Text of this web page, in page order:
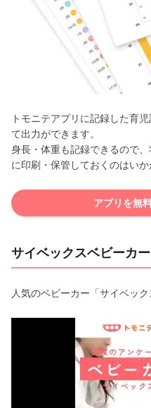
トモニテアプリに記録した育
て出力ができます。
身長・体重も記録できるので
に印刷・保管しておくのはいか
アプリを無
サイベックスベビーカー
人気のベビーカー「サイベッ